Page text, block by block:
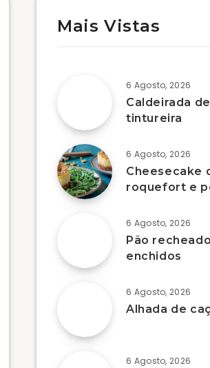
Mais Vistas
6 Agosto, 2026
Caldeirada de
tintureira
6 Agosto, 2026
Cheesecake
roquefort e
6 Agosto, 2026
Pão
enchidos
6 Agosto, 2026
Alhada de
6 Agosto, 2026